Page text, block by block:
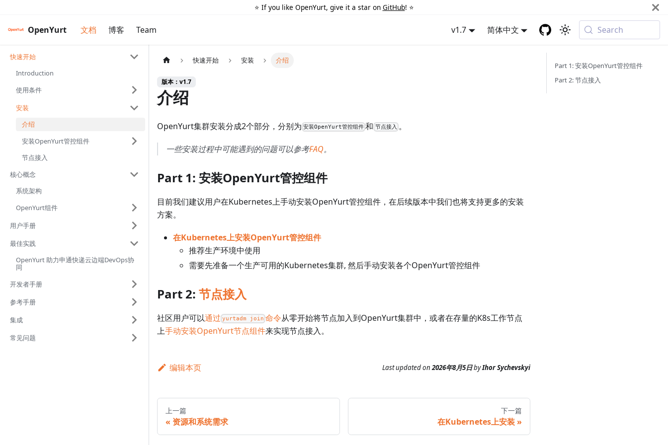
⭐️ If you like OpenYurt, give it a star on GitHub! ⭐️
OpenYurt 文档 博客 Team v1.7 简体中文 Search
快速开始
Introduction
使用条件
安装
介绍
安装OpenYurt管控组件
节点接入
核心概念
系统架构
OpenYurt组件
用户手册
最佳实践
OpenYurt 助力申通快递云边端DevOps协
同
开发者手册
参考手册
集成
常见问题
快速开始 安装 介绍
版本：v1.7
介绍
OpenYurt集群安装分成2个部分，分别为 安装OpenYurt管控组件 和 节点接入 。
一些安装过程中可能遇到的问题可以参考FAQ。
Part 1: 安装OpenYurt管控组件
目前我们建议用户在Kubernetes上手动安装OpenYurt管控组件，在后续版本中我们也将支持更多的安装
方案。
在Kubernetes上安装OpenYurt管控组件
推荐生产环境中使用
需要先准备一个生产可用的Kubernetes集群, 然后手动安装各个OpenYurt管控组件
Part 2: 节点接入
社区用户可以通过 yurtadm join 命令从零开始将节点加入到OpenYurt集群中，或者在存量的K8s工作节点
上手动安装OpenYurt节点组件来实现节点接入。
编辑本页 Last updatedon2026年8月5日byIhor Sychevskyi
上一篇
资源和系统需求
下一篇
在Kubernetes上安装
Part 1: 安装OpenYurt管控组件
Part 2: 节点接入